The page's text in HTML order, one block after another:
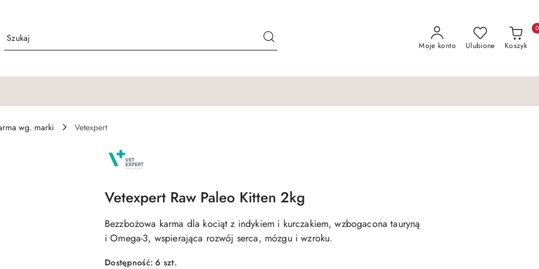
Moje konto Ulubione Koszyk
0
wg. marki
Vetexpert
NAZWA
PRODUCENTA:
RAW
Vetexpert Raw Paleo Kitten 2kg
Bezzbożowa karma dla kociąt z indykiem i kurczakiem, wzbogacona tauryną
i Omega-3, wspierająca rozwój serca, mózgu i wzroku.
Dostępność:6 szt.